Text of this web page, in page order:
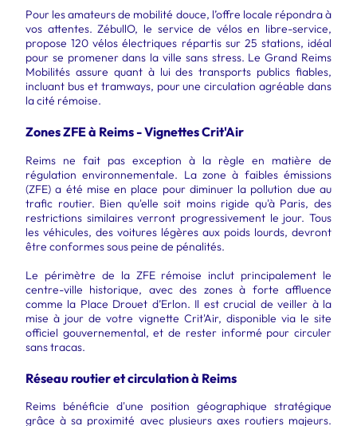
Pour les amateurs de mobilité douce, l’offre locale répondra à
vos attentes. ZébullO, le service de vélos en libre-service,
propose 120 vélos électriques répartis sur 25 stations, idéal
pour se promener dans la ville sans stress. Le Grand Reims
Mobilités assure quant à lui des transports publics fiables,
incluant bus et tramways, pour une circulation agréable dans
la cité rémoise.
Zones ZFE à Reims - Vignettes Crit'Air
Reims ne fait pas exception à la règle en matière de
régulation environnementale. La zone à faibles émissions
(ZFE) a été mise en place pour diminuer la pollution due au
trafic routier. Bien qu'elle soit moins rigide qu'à Paris, des
restrictions similaires verront progressivement le jour. Tous
les véhicules, des voitures légères aux poids lourds, devront
être conformes sous peine de pénalités.
Le périmètre de la ZFE rémoise inclut principalement le
centre-ville historique, avec des zones à forte affluence
comme la Place Drouet d’Erlon. Il est crucial de veiller à la
mise à jour de votre vignette Crit'Air, disponible via le site
officiel gouvernemental, et de rester informé pour circuler
sans tracas.
Réseau routier et circulation à Reims
Reims bénéficie d'une position géographique stratégique
grâce à sa proximité avec plusieurs axes routiers majeurs.